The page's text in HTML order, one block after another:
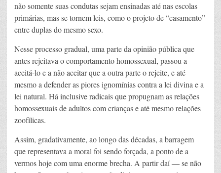
não somente suas condutas sejam ensinadas até nas escolas
primárias, mas se tornem leis, como o projeto de “casamento”
entre duplas do mesmo sexo.
Nesse processo gradual, uma parte da opinião pública que
antes rejeitava o comportamento homossexual, passou a
aceitá-lo e a não aceitar que a outra parte o rejeite, e até
mesmo a defender as piores ignomínias contra a lei divina e a
lei natural. Há inclusive radicais que propugnam as relações
homossexuais de adultos com crianças e até mesmo relações
zoofílicas.
Assim, gradativamente, ao longo das décadas, a barragem
que representava a moral foi sendo forçada, a ponto de a
vermos hoje com uma enorme brecha. A partir daí — se não